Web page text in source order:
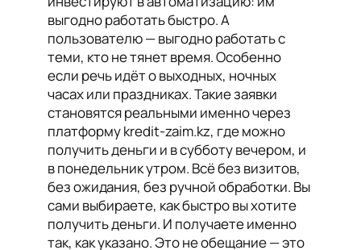
выгодно работать быстро. А
пользователю — выгодно работать с
теми, кто не тянет время. Особенно
если речь идёт о выходных, ночных
часах или праздниках. Такие заявки
становятся реальными именно через
платформу kredit-zaim.kz, где можно
получить деньги и в субботу вечером, и
в понедельник утром. Всё без визитов,
без ожидания, без ручной обработки. Вы
сами выбираете, как быстро вы хотите
получить деньги. И получаете именно
так, как указано. Это не обещание — это